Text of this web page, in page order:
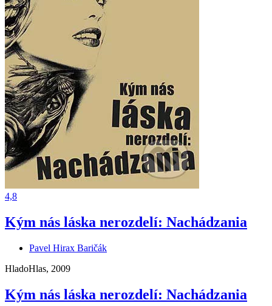
4,8
Kým nás láska nerozdelí: Nachádzania
Pavel Hirax Baričák
HladoHlas, 2009
Kým nás láska nerozdelí: Nachádzania